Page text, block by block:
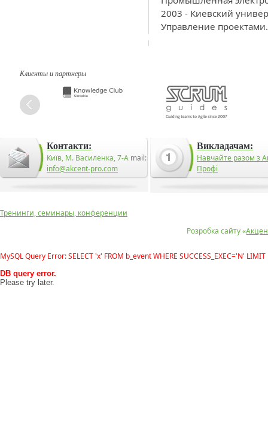
2003 - Киевский
Управление проектами.
Клиенты и партнеры
Контакти:
Київ, М. Василенка, 7-А mail:
info@akcent-pro.com
Викладачам:
Навчайте разом з
Профі
Розробка сайту «
Тренинги, семинары, конференции
MySQL Query Error: SELECT 'x' FROM b_event WHERE SUCCESS_EXEC='N' LIMIT
DB query error.
Please try later.